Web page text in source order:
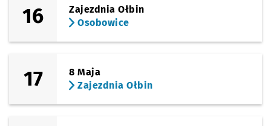
16
Zajezdnia Ołbin
Osobowice
17
8 Maja
Zajezdnia Ołbin